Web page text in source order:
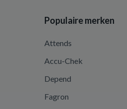
Populaire merken
Attends
Accu-Chek
Depend
Fagron